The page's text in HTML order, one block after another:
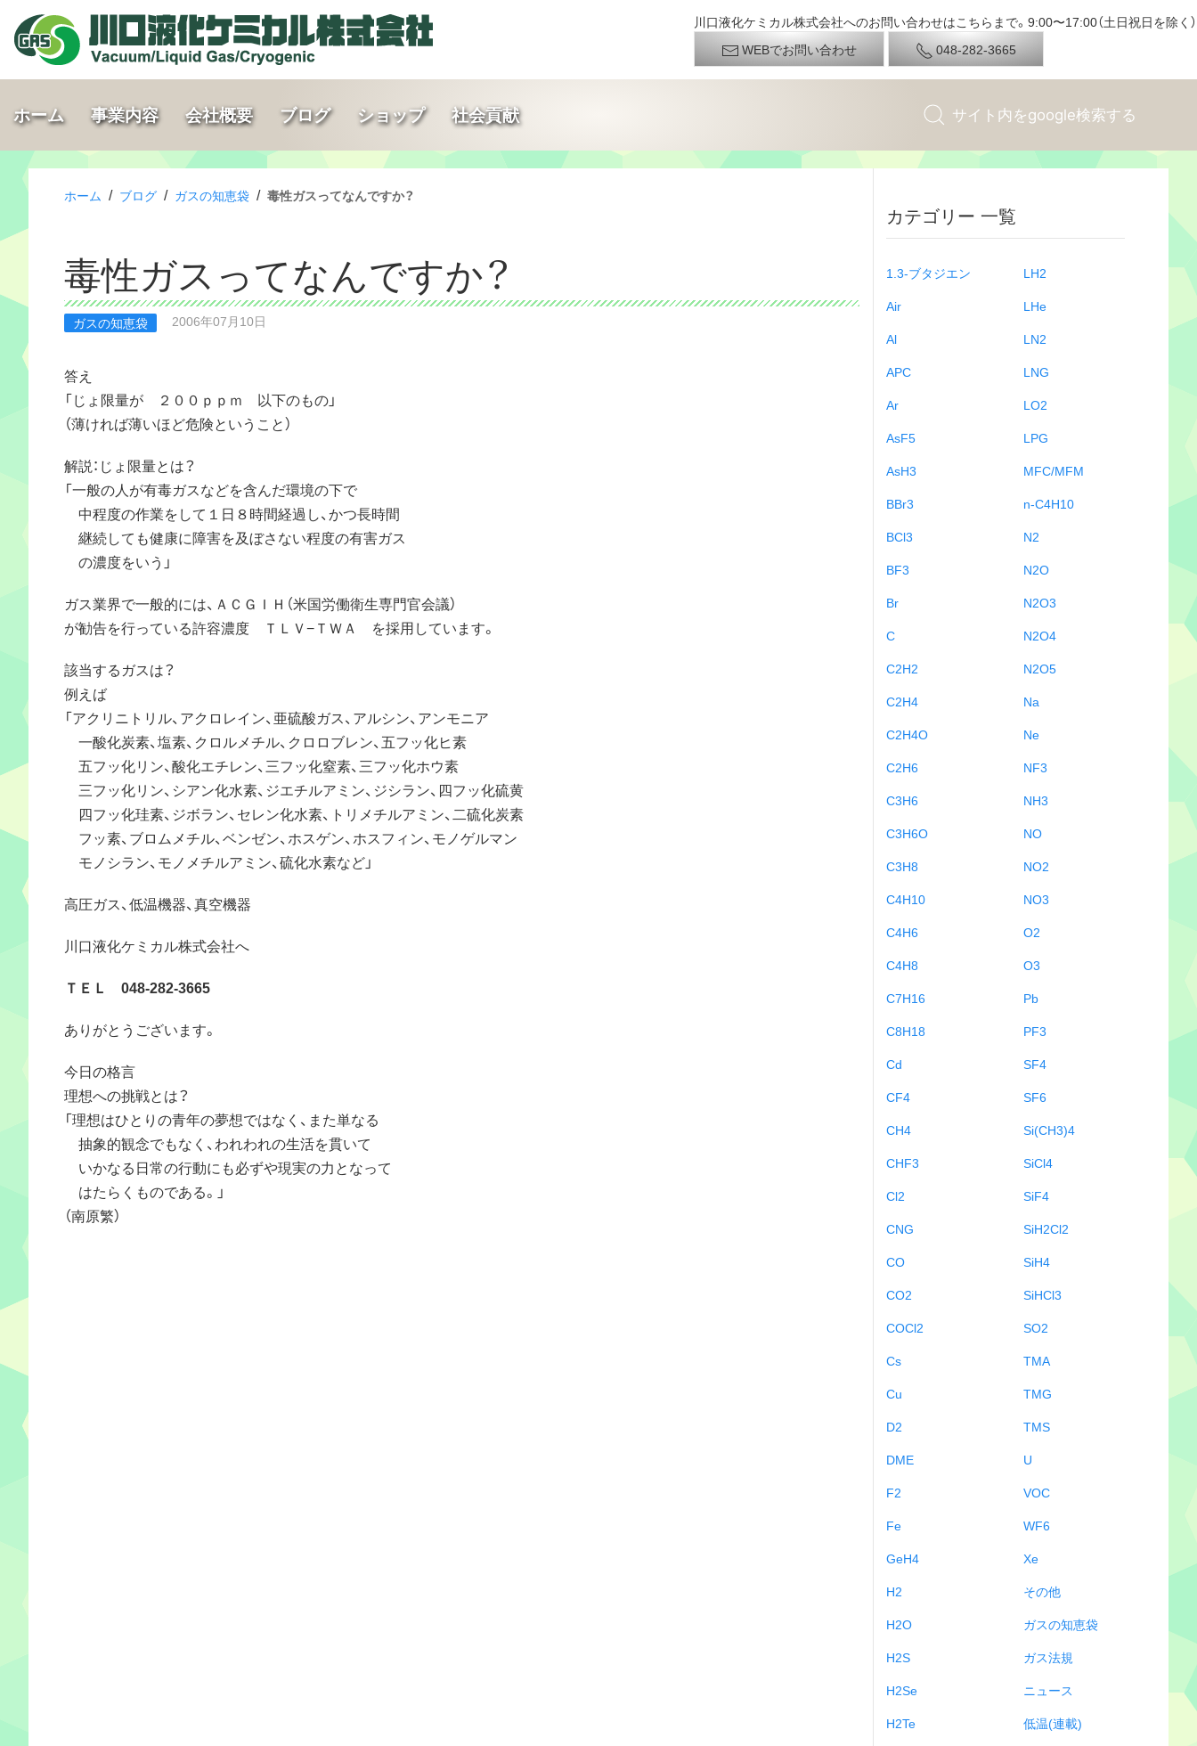
川口液化ケミカル株式会社へのお問い合わせはこちらまで。9:00〜17:00（土日祝日を除く）
WEBでお問い合わせ
048-282-3665
ホーム 事業内容 会社概要 ブログ ショップ 社会貢献
ホーム / ブログ / ガスの知恵袋 / 毒性ガスってなんですか？
毒性ガスってなんですか？
ガスの知恵袋 2006年07月10日
答え
「じょ限量が ２００ｐｐｍ 以下のもの」
（薄ければ薄いほど危険ということ）
解説：じょ限量とは？
「一般の人が有毒ガスなどを含んだ環境の下で
中程度の作業をして１日８時間経過し、かつ長時間
継続しても健康に障害を及ぼさない程度の有害ガス
の濃度をいう」
ガス業界で一般的には、ＡＣＧＩＨ（米国労働衛生専門官会議）
が勧告を行っている許容濃度 ＴＬＶ−ＴＷＡ を採用しています。
該当するガスは？
例えば
「アクリニトリル、アクロレイン、亜硫酸ガス、アルシン、アンモニア
一酸化炭素、塩素、クロルメチル、クロロブレン、五フッ化ヒ素
五フッ化リン、酸化エチレン、三フッ化窒素、三フッ化ホウ素
三フッ化リン、シアン化水素、ジエチルアミン、ジシラン、四フッ化硫黄
四フッ化珪素、ジボラン、セレン化水素、トリメチルアミン、二硫化炭素
フッ素、ブロムメチル、ベンゼン、ホスゲン、ホスフィン、モノゲルマン
モノシラン、モノメチルアミン、硫化水素など」
高圧ガス、低温機器、真空機器
川口液化ケミカル株式会社へ
ＴＥＬ 048-282-3665
ありがとうございます。
今日の格言
理想への挑戦とは？
「理想はひとりの青年の夢想ではなく、また単なる
抽象的観念でもなく、われわれの生活を貫いて
いかなる日常の行動にも必ずや現実の力となって
はたらくものである。」
（南原繁）
カテゴリー 一覧
1.3-ブタジエン
Air
Al
APC
Ar
AsF5
AsH3
BBr3
BCl3
BF3
Br
C
C2H2
C2H4
C2H4O
C2H6
C3H6
C3H6O
C3H8
C4H10
C4H6
C4H8
C7H16
C8H18
Cd
CF4
CH4
CHF3
Cl2
CNG
CO
CO2
COCl2
Cs
Cu
D2
DME
F2
Fe
GeH4
H2
H2O
H2S
H2Se
H2Te
LH2
LHe
LN2
LNG
LO2
LPG
MFC/MFM
n-C4H10
N2
N2O
N2O3
N2O4
N2O5
Na
Ne
NF3
NH3
NO
NO2
NO3
O2
O3
Pb
PF3
SF4
SF6
Si(CH3)4
SiCl4
SiF4
SiH2Cl2
SiH4
SiHCl3
SO2
TMA
TMG
TMS
U
VOC
WF6
Xe
その他
ガスの知恵袋
ガス法規
ニュース
低温(連載)